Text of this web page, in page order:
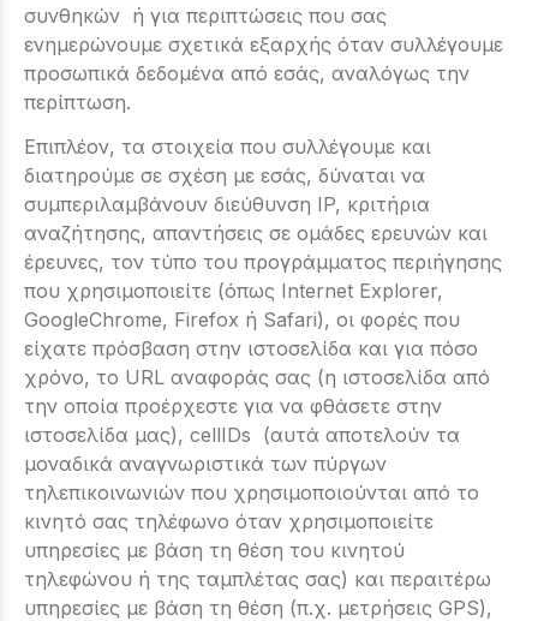
συνθηκών ή για περιπτώσεις που σας
ενημερώνουμε σχετικά εξαρχής όταν συλλέγουμε
προσωπικά δεδομένα από εσάς, αναλόγως την
περίπτωση.
Επιπλέον, τα στοιχεία που συλλέγουμε και
διατηρούμε σε σχέση με εσάς, δύναται να
συμπεριλαμβάνουν διεύθυνση IP, κριτήρια
αναζήτησης, απαντήσεις σε ομάδες ερευνών και
έρευνες, τον τύπο του προγράμματος περιήγησης
που χρησιμοποιείτε (όπως Internet Explorer,
GoogleChrome, Firefox ή Safari), οι φορές που
είχατε πρόσβαση στην ιστοσελίδα και για πόσο
χρόνο, το URL αναφοράς σας (η ιστοσελίδα από
την οποία προέρχεστε για να φθάσετε στην
ιστοσελίδα μας), cellIDs (αυτά αποτελούν τα
μοναδικά αναγνωριστικά των πύργων
τηλεπικοινωνιών που χρησιμοποιούνται από το
κινητό σας τηλέφωνο όταν χρησιμοποιείτε
υπηρεσίες με βάση τη θέση του κινητού
τηλεφώνου ή της ταμπλέτας σας) και περαιτέρω
υπηρεσίες με βάση τη θέση (π.χ. μετρήσεις GPS),